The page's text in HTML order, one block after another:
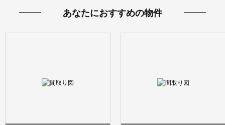
あなたにおすすめの物件